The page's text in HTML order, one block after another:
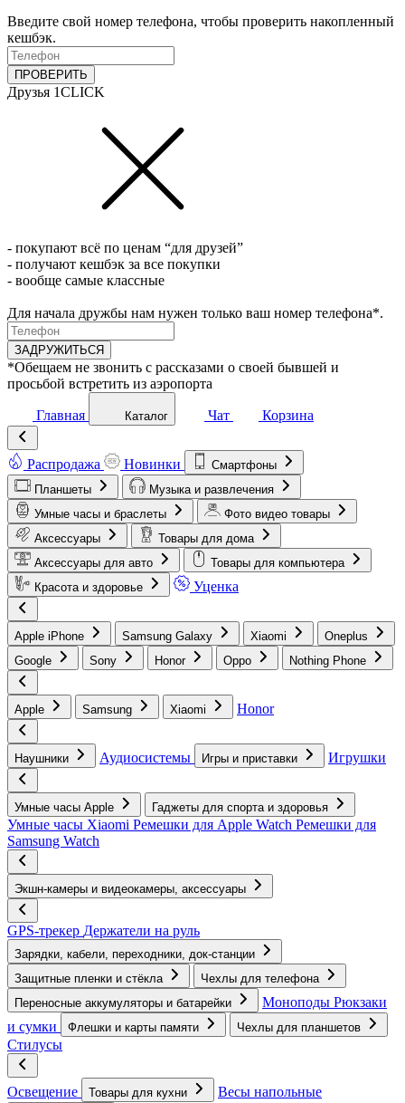
Введите свой номер телефона, чтобы проверить накопленный
кешбэк.
ПРОВЕРИТЬ
Друзья 1CLICK
- покупают всё по ценам “для друзей”
- получают кешбэк за все покупки
- вообще самые классные
Для начала дружбы нам нужен только ваш номер телефона*.
ЗАДРУЖИТЬСЯ
*Обещаем не звонить с рассказами о своей бывшей и
просьбой встретить из аэропорта
Главная Каталог Чат Корзина
Распродажа Новинки
Смартфоны
Планшеты
Музыка и развлечения
Умные часы и браслеты
Фото видео товары
Аксессуары
Товары для дома
Аксессуары для авто
Товары для компьютера
Красота и здоровье
Уценка
Apple iPhone Samsung Galaxy Xiaomi
Oneplus
Google
Sony Honor Oppo Nothing Phone
Apple Samsung Xiaomi Honor
Наушники Аудиосистемы Игры и приставки Игрушки
Умные часы Apple Гаджеты для спорта и здоровья
Умные часы Xiaomi Ремешки для Apple Watch Ремешки для
Samsung Watch
Экшн-камеры и видеокамеры, аксессуары
GPS-трекер Держатели на руль
Зарядки, кабели, переходники, док-станции
Защитные пленки и стёкла
Чехлы для телефона
Переносные аккумуляторы и батарейки
Моноподы Рюкзаки
и сумки
Флешки и карты памяти Чехлы для планшетов
Стилусы
Освещение Товары для кухни Весы напольные